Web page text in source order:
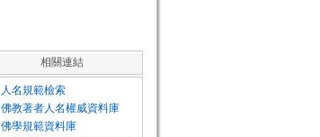
相關連結
人名規範檢索
佛教著者人名權威資料庫
佛學規範資料庫